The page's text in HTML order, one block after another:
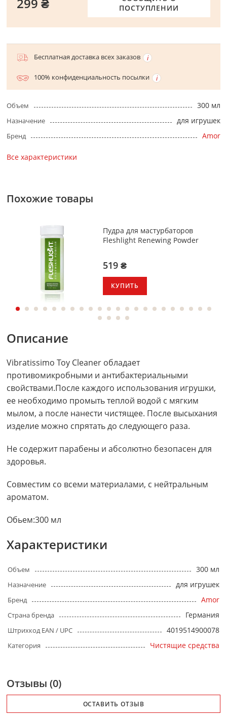
ПОСТУПЛЕНИИ
Бесплатная доставка всех заказов
100% конфиденциальность посылки
Объем 300 мл
Назначение для игрушек
Бренд Amor
Все характеристики
Похожие товары
Пудра для мастурбаторов
Fleshlight Renewing Powder
519 ₴
КУПИТЬ
Описание
Vibratissimo Toy Cleaner обладает
противомикробными и антибактериальными
свойствами.После каждого использования игрушки,
ее необходимо промыть теплой водой с мягким
мылом, а после нанести чистящее. После высыхания
изделие можно спрятать до следующего раза.
Не содержит парабены и абсолютно безопасен для
здоровья.
Совместим со всеми материалами, с нейтральным
ароматом.
Обьем:300 мл
Характеристики
Объем 300 мл
Назначение для игрушек
Бренд Amor
Страна бренда Германия
Штрихкод EAN / UPC 4019514900078
Категория Чистящие средства
Отзывы (0)
ОСТАВИТЬ ОТЗЫВ